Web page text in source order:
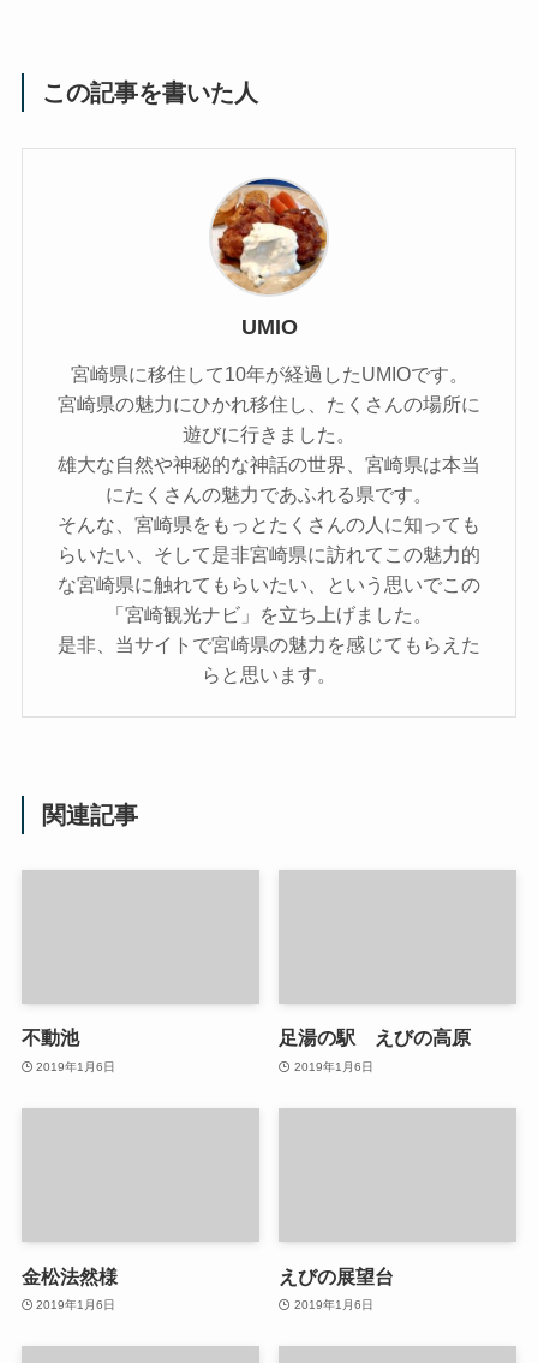
この記事を書いた人
UMIO
宮崎県に移住して10年が経過したUMIOです。
宮崎県の魅力にひかれ移住し、たくさんの場所に
遊びに行きました。
雄大な自然や神秘的な神話の世界、宮崎県は本当
にたくさんの魅力であふれる県です。
そんな、宮崎県をもっとたくさんの人に知っても
らいたい、そして是非宮崎県に訪れてこの魅力的
な宮崎県に触れてもらいたい、という思いでこの
「宮崎観光ナビ」を立ち上げました。
是非、当サイトで宮崎県の魅力を感じてもらえた
らと思います。
関連記事
不動池
2019年1月6日
足湯の駅 えびの高原
2019年1月6日
金松法然様
2019年1月6日
えびの展望台
2019年1月6日